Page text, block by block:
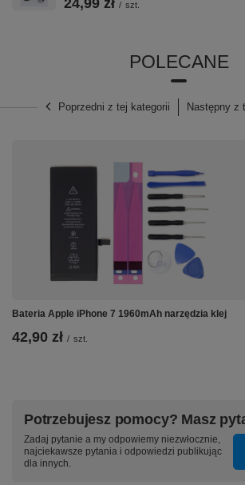
➡️ Specyfikacja
⭐Kompatybilność z czujnikiem
/ szt.
POLECANE
Poprzedni z tej kategorii Następny z
Bateria Apple iPhone 7 1960mAh narzędzia klej
42,90 zł / szt.
Potrzebujesz pomocy? Masz
Zadaj pytanie a my odpowiemy niezwłocznie,
najciekawsze pytania i odpowiedzi publikując
dla innych.